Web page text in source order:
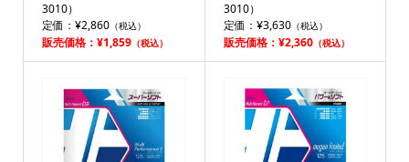
3010）
定価：¥2,860（税込）
販売価格：¥1,859（税込）
3010）
定価：¥3,630（税込）
販売価格：¥2,360（税込）